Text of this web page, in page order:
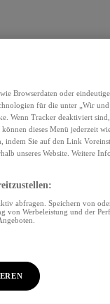
Browserdaten oder
für die unter „Wir und
Wenn Tracker deaktiviert
dieses Menü jederzeit
Sie auf den Link
unseres Website. Weitere
abfragen. Speichern von
von Werbeleistung und der